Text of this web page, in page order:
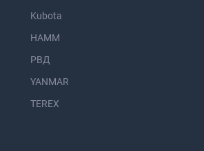
Kubota
HAMM
РВД
YANMAR
TEREX